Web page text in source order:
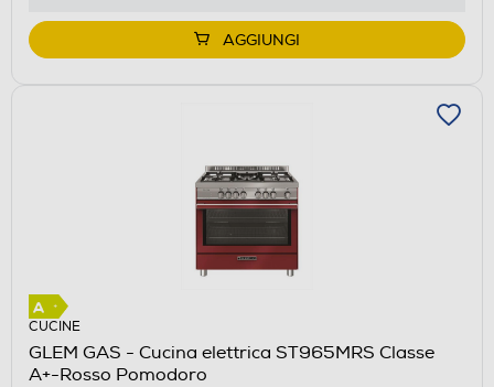
AGGIUNGI
CUCINE
GLEM GAS - Cucina elettrica ST965MRS Classe
A+-Rosso Pomodoro